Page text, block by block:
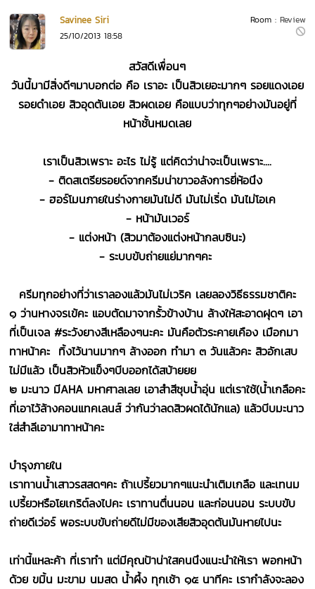
Room : Review
Savinee Siri
25/10/2013 18:58
สวัสดีเพื่อนๆ
วันนี้มามีสิ่งดีๆมาบอกต่อ คือ เราอะ เป็นสิวเยอะมากๆ รอยแดงเอย
รอยดำเอย สิวอุดตันเอย สิวผดเอย คือแบบว่าทุกๆอย่างมันอยู่ที่
หน้าชั้นหมดเลย
เราเป็นสิวเพราะ อะไร ไม่รู้ แต่คิดว่าน่าจะเป็นเพราะ....
- ติดสเตรียรอยด์จากครีมน่าขาวอลังการยี่ห้อนึง
- ฮอร์โมนภายในร่างกายมันไม่ดี มันไม่เริ่ด มันไม่โอเค
- หน้ามันเวอร์
- แต่งหน้า (สิวมาต้องแต่งหน้ากลบซินะ)
- ระบบขับถ่ายแย่มากๆคะ
ครีมทุกอย่างที่ว่าเราลองแล้วมันไม่เวริค เลยลองวิธีธรรมชาติคะ
๑ ว่านหางจรเข้คะ แอบตัดมาจากรั้วข้างบ้าน ล้างให้สะอาดฝุดๆ เอา
ที่เป็นเจล #ระวังยางสีเหลืองๆนะคะ มันคือตัวระคายเคือง เมือกมา
ทาหน้าคะ ทิ้งไว้นานมากๆ ล้างออก ทำมา ๓ วันแล้วคะ สิวอักเสบ
ไม่มีแล้ว เป็นสิวหัวแข็งๆบีบออกได้สบ้ายยย
๒ มะนาว มีAHA มหาศาลเลย เอาสำสีชุบน้ำอุ่น แต่เราใช้(น้ำเกลือคะ
ที่เอาไว้ล้างคอนแทคเลนส์ ว่ากันว่าลดสิวผดได้นักแล) แล้วบีบมะนาว
ใส่สำลีเอามาทาหน้าคะ
บำรุงภายใน
เราทานน้ำเสาวรสสดๆคะ ถ้าเปรี้ยวมากๆแนะนำเติมเกลือ และเทนม
เปรี้ยวหรือโยเกริต์ลงไปคะ เราทานตื่นนอน และก่อนนอน ระบบขับ
ถ่ายดีเว่อร์ พอระบบขับถ่ายดีไม่มีของเสียสิวอุดตันมันหายไปนะ
เท่านี้แหละค้า ที่เราทำ แต่มีคุณป้าน่าใสคนนึงแนะนำให้เรา พอกหน้า
ด้วย ขมิ้น มะขาม นมสด น้ำผึ้ง ทุกเช้า ๑๕ นาทีคะ เรากำลังจะลอง